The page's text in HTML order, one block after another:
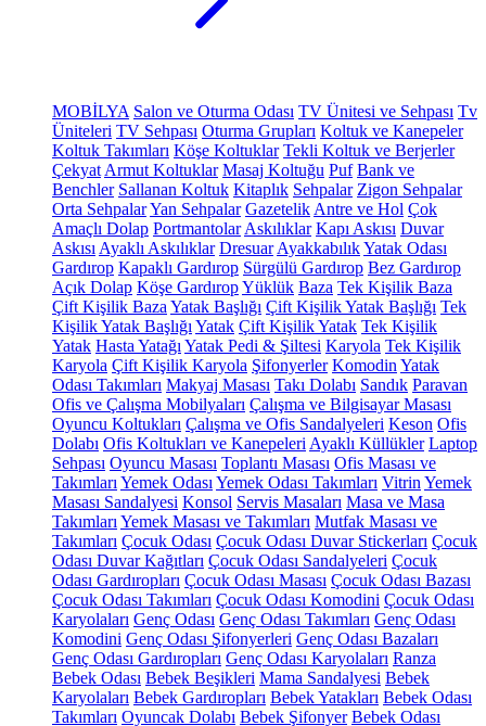
MOBİLYA Salon ve Oturma Odası TV Ünitesi ve Sehpası Tv
Üniteleri TV Sehpası Oturma Grupları Koltuk ve Kanepeler
Koltuk Takımları Köşe Koltuklar Tekli Koltuk ve Berjerler
Çekyat Armut Koltuklar Masaj Koltuğu Puf Bank ve
Benchler Sallanan Koltuk Kitaplık Sehpalar Zigon Sehpalar
Orta SehpalarYan Sehpalar Gazetelik Antre ve Hol Çok
Amaçlı Dolap Portmantolar Askılıklar Kapı Askısı Duvar
Askısı Ayaklı Askılıklar Dresuar AyakkabılıkYatak Odası
Gardırop Kapaklı Gardırop Sürgülü Gardırop Bez Gardırop
Açık Dolap Köşe GardıropYüklük Baza Tek Kişilik Baza
Çift Kişilik Baza Yatak Başlığı Çift Kişilik Yatak Başlığı Tek
Kişilik Yatak Başlığı Yatak Çift Kişilik Yatak Tek Kişilik
Yatak Hasta Yatağı Yatak Pedi & Şiltesi Karyola Tek Kişilik
Karyola Çift Kişilik Karyola Şifonyerler Komodin Yatak
Odası Takımları Makyaj Masası Takı Dolabı Sandık Paravan
Ofis ve Çalışma Mobilyaları Çalışma ve Bilgisayar Masası
Oyuncu Koltukları Çalışma ve Ofis Sandalyeleri Keson Ofis
Dolabı Ofis Koltukları ve Kanepeleri Ayaklı Küllükler Laptop
Sehpası Oyuncu Masası Toplantı Masası Ofis Masası ve
Takımları Yemek Odası Yemek Odası Takımları Vitrin Yemek
Masası Sandalyesi Konsol Servis Masaları Masa ve Masa
Takımları Yemek Masası ve Takımları Mutfak Masası ve
Takımları Çocuk Odası Çocuk Odası Duvar Stickerları Çocuk
Odası Duvar Kağıtları Çocuk Odası Sandalyeleri Çocuk
Odası Gardıropları Çocuk Odası Masası Çocuk Odası Bazası
Çocuk Odası Takımları Çocuk Odası Komodini Çocuk Odası
Karyolaları Genç Odası Genç Odası Takımları Genç Odası
Komodini Genç Odası Şifonyerleri Genç Odası Bazaları
Genç Odası Gardıropları Genç Odası Karyolaları Ranza
Bebek Odası Bebek Beşikleri Mama Sandalyesi Bebek
Karyolaları Bebek Gardıropları Bebek Yatakları Bebek Odası
Takımları Oyuncak Dolabı Bebek Şifonyer Bebek Odası